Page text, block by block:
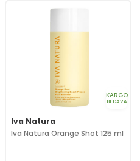
KARGO
BEDAVA
Iva Natura
Iva Natura Orange Shot 125 ml